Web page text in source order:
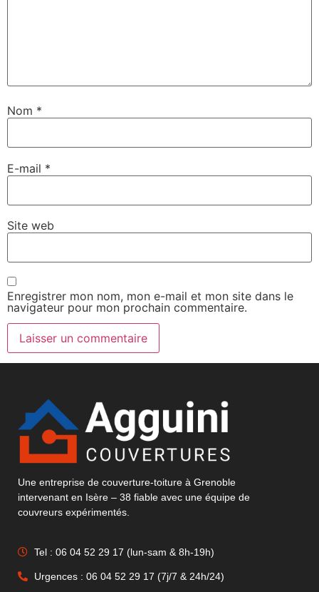
Nom *
E-mail *
Site web
Enregistrer mon nom, mon e-mail et mon site dans le
navigateur pour mon prochain commentaire.
Une entreprise de couverture-toiture à Grenoble
intervenant en Isère – 38 fiable avec une équipe de
couvreurs expérimentés.
Tel : 06 04 52 29 17 (lun-sam & 8h-19h)
Urgences : 06 04 52 29 17 (7j/7 & 24h/24)